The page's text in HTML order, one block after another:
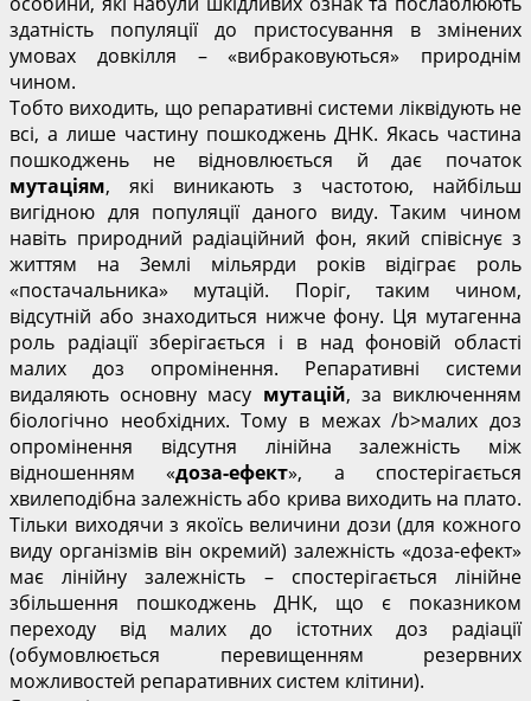
здатність популяції до пристосування в змінених
умовах довкілля – «вибраковуються» природнім
чином.
Тобто виходить, що репаративні системи ліквідують не
всі, а лише частину пошкоджень ДНК. Якась частина
пошкоджень не відновлюється й дає початок
мутаціям, які виникають з частотою, найбільш
вигідною для популяції даного виду. Таким чином
навіть природний радіаційний фон, який співіснує з
життям на Землі мільярди років відіграє роль
«постачальника» мутацій. Поріг, таким чином,
відсутній або знаходиться нижче фону. Ця мутагенна
роль радіації зберігається і в над фоновій області
малих доз опромінення. Репаративні системи
видаляють основну масу мутацій, за виключенням
біологічно необхідних. Тому в межах /b>малих доз
опромінення відсутня лінійна залежність між
відношенням «доза-ефект», а спостерігається
хвилеподібна залежність або крива виходить на плато.
Тільки виходячи з якоїсь величини дози (для кожного
виду організмів він окремий) залежність «доза-ефект»
має лінійну залежність – спостерігається лінійне
збільшення пошкоджень ДНК, що є показником
переходу від малих до істотних доз радіації
(обумовлюється перевищенням резервних
можливостей репаративних систем клітини).